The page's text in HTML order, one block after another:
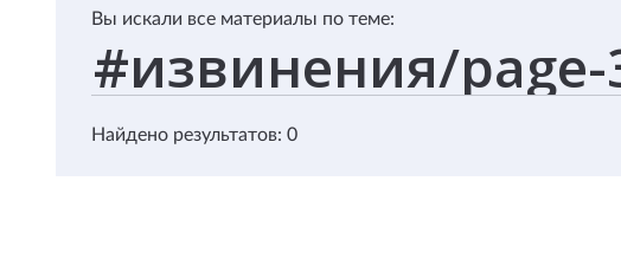
Вы искали все материалы по теме:
Найдено результатов: 0